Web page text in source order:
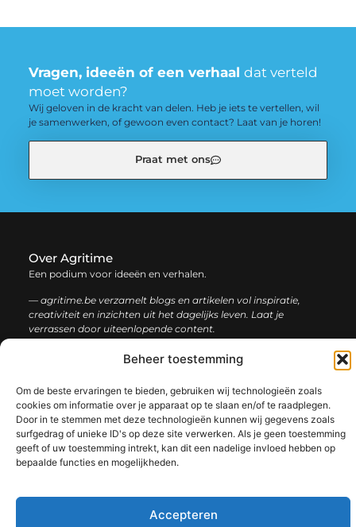
Beheer toestemming
Om de beste ervaringen te bieden, gebruiken wij technologieën zoals
cookies om informatie over je apparaat op te slaan en/of te raadplegen.
Door in te stemmen met deze technologieën kunnen wij gegevens zoals
surfgedrag of unieke ID's op deze site verwerken. Als je geen toestemming
geeft of uw toestemming intrekt, kan dit een nadelige invloed hebben op
bepaalde functies en mogelijkheden.
Accepteren
Vragen, ideeën of een verhaal dat verteld
moet worden?
Wij geloven in de kracht van delen. Heb je iets te vertellen, wil
je samenwerken, of gewoon even contact? Laat van je horen!
Praat met ons
Over Agritime
Een podium voor ideeën en verhalen.
— agritime.be verzamelt blogs en artikelen vol inspiratie,
creativiteit en inzichten uit het dagelijks leven. Laat je
verrassen door uiteenlopende content.
informatie